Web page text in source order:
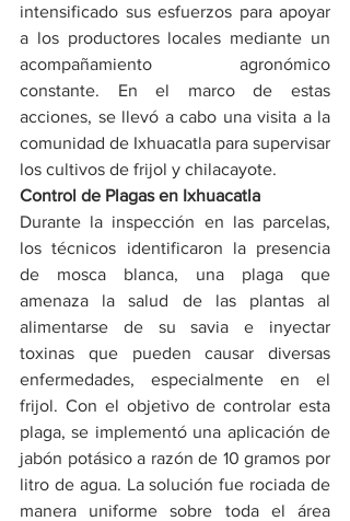
intensificado sus esfuerzos para apoyar
a los productores locales mediante un
acompañamiento agronómico
constante. En el marco de estas
acciones, se llevó a cabo una visita a la
comunidad de Ixhuacatla para supervisar
los cultivos de frijol y chilacayote.
Control de Plagas en Ixhuacatla
Durante la inspección en las parcelas,
los técnicos identificaron la presencia
de mosca blanca, una plaga que
amenaza la salud de las plantas al
alimentarse de su savia e inyectar
toxinas que pueden causar diversas
enfermedades, especialmente en el
frijol. Con el objetivo de controlar esta
plaga, se implementó una aplicación de
jabón potásico a razón de 10 gramos por
litro de agua. La solución fue rociada de
manera uniforme sobre toda el área